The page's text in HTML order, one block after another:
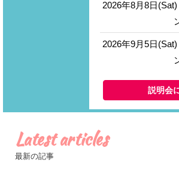
2026年8月8日
2026年9月5日
説明会
Latest articles
最新の記事